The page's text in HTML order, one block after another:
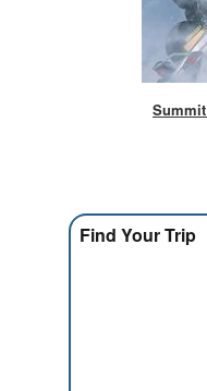
Find Your Trip